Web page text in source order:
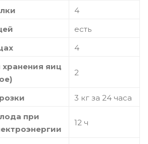
4
есть
4
яиц
2
3 кг за 24 часа
при
12 ч